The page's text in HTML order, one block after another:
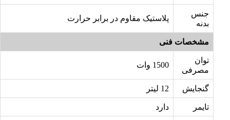
جنس
بدنه
پلاستیک مقاوم در برابر حرارت
مشخصات فنی
توان
مصرفی
1500 وات
گنجایش 12 لیتر
تایمر دارد